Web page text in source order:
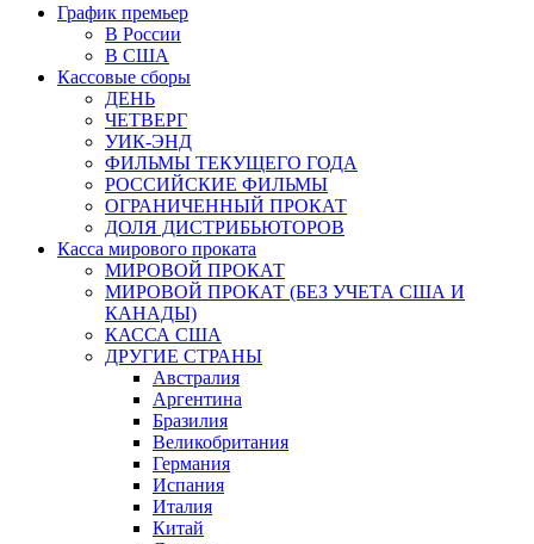
График премьер
В России
В США
Кассовые сборы
ДЕНЬ
ЧЕТВЕРГ
УИК-ЭНД
ФИЛЬМЫ ТЕКУЩЕГО ГОДА
РОССИЙСКИЕ ФИЛЬМЫ
ОГРАНИЧЕННЫЙ ПРОКАТ
ДОЛЯ ДИСТРИБЬЮТОРОВ
Касса мирового проката
МИРОВОЙ ПРОКАТ
МИРОВОЙ ПРОКАТ (БЕЗ УЧЕТА США И
КАНАДЫ)
КАССА США
ДРУГИЕ СТРАНЫ
Австралия
Аргентина
Бразилия
Великобритания
Германия
Испания
Италия
Китай